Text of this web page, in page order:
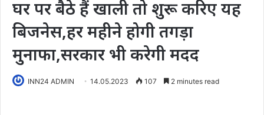
घर पर बैठे हैं खाली तो शुरू करिए यह
बिजनेस,हर महीने होगी तगड़ा
मुनाफा,सरकार भी करेगी मदद
INN24 ADMIN 14.05.2023 107 2 minutes read